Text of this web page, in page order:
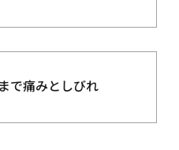
痛みとしびれ